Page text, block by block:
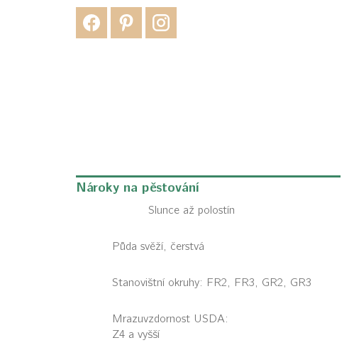
Nároky na pěstování
Slunce až polostín
Půda svěží, čerstvá
Stanovištní okruhy: FR2, FR3, GR2, GR3
Mrazuvzdornost USDA:
Z4 a vyšší